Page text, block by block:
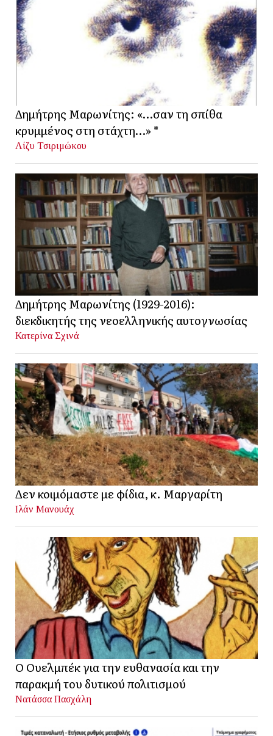
Δημήτρης Μαρωνίτης: «…σαν τη σπίθα
κρυμμένος στη στάχτη…» *
Λίζυ Τσιριμώκου
Δημήτρης Μαρωνίτης (1929-2016):
διεκδικητής της νεοελληνικής αυτογνωσίας
Κατερίνα Σχινά
Δεν κοιμόμαστε με φίδια, κ. Μαργαρίτη
Ιλάν Μανουάχ
Ο Ουελμπέκ για την ευθανασία και την
παρακμή του δυτικού πολιτισμού
Νατάσσα Πασχάλη